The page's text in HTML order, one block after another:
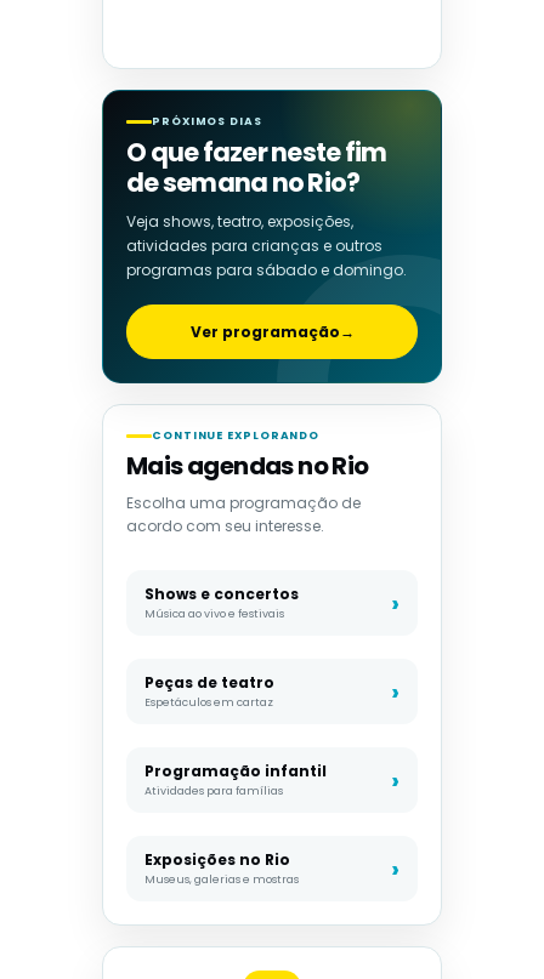
PRÓXIMOS DIAS
O que fazer neste fim
de semana no Rio?
Veja shows, teatro, exposições,
atividades para crianças e outros
programas para sábado e domingo.
Ver programação→
CONTINUE EXPLORANDO
Mais agendas no Rio
Escolha uma programação de
acordo com seu interesse.
Shows e concertos
Música ao vivo e festivais
Peças de teatro
Espetáculos em cartaz
Programação infantil
Atividades para famílias
Exposições no Rio
Museus, galerias e mostras